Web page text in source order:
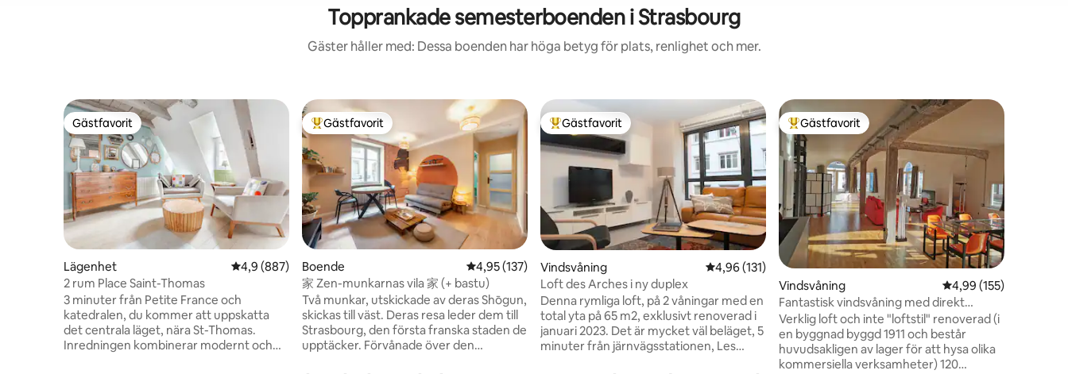
Topprankade semesterboenden i Strasbourg
Gäster håller med: Dessa boenden har höga betyg för plats, renlighet och mer.
Gästfavorit
Gästfavorit
Lägenhet 4,9 av 5 i genomsnittligt betyg, 887 omdömen
4,9 (887)
2 rum Place Saint-Thomas
3 minuter från Petite France och
katedralen, du kommer att uppskatta
det centrala läget, nära St-Thomas.
Inredningen kombinerar modernt och
Populär gästfavorit
Gästfavorit
Boende 4,95 av 5 i genomsnittligt betyg, 137 omdömen
4,95 (137)
家 Zen-munkarnas vila 家 (+ bastu)
Två munkar, utskickade av deras Shōgun,
skickas till väst. Deras resa leder dem till
Strasbourg, den första franska staden de
upptäcker. Förvånade över den
Populär gästfavorit
Gästfavorit
Vindsvåning 4,96 av 5 i genomsnittligt betyg, 131 omdömen
4,96 (131)
Loft des Arches i ny duplex
Denna rymliga loft, på 2 våningar med en
total yta på 65 m2, exklusivt renoverad i
januari 2023. Det är mycket väl beläget, 5
minuter från järnvägsstationen, Les
Populär gästfavorit
Gästfavorit
Vindsvåning 4,99 av 5 i
4,99 (155)
Fantastisk vindsvåning med direkt
tillgång till stationen/stadscentrum.
Verklig loft och inte "loftstil" renoverad (i
en byggnad byggd 1911 och består
huvudsakligen av lager för att hysa olika
kommersiella verksamheter) 120